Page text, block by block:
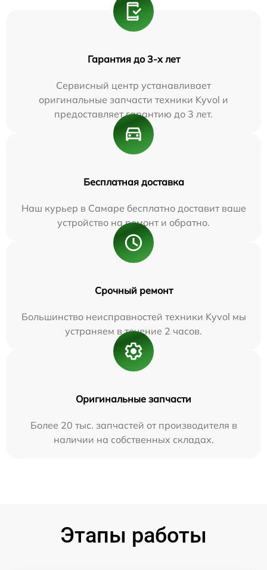
Гарантия до 3-х лет
Сервисный центр устанавливает
оригинальные запчасти техники Kyvol и
предоставляет гарантию до 3 лет.
Бесплатная доставка
Наш курьер в Самаре бесплатно доставит ваше
устройство на ремонт и обратно.
Срочный ремонт
Большинство неисправностей техники Kyvol мы
устраняем в течение 2 часов.
Оригинальные запчасти
Более 20 тыс. запчастей от производителя в
наличии на собственных складах.
Этапы работы